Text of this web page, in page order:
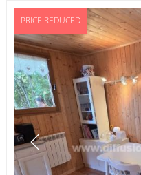
PRICE REDUCED